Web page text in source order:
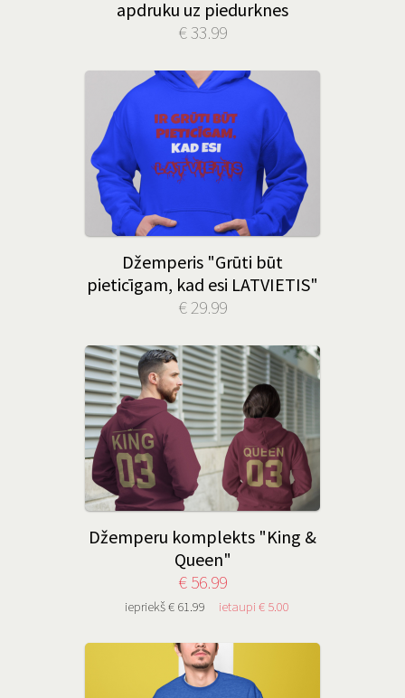
apdruku uz piedurknes
€ 33.99
Džemperis "Grūti būt
pieticīgam, kad esi LATVIETIS"
€ 29.99
Džemperu komplekts "King &
Queen"
€ 56.99
iepriekš € 61.99 ietaupi € 5.00